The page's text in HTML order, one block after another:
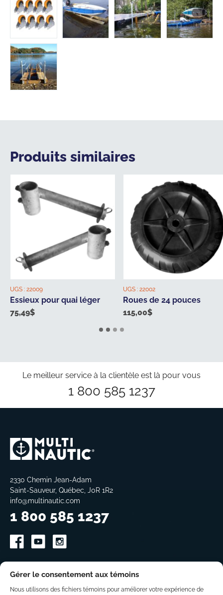
Gérer le consentement aux témoins
Nous utilisons des fichiers témoins pour améliorer votre expérience de
Produits similaires
UGS : 22009
Essieux pour quai léger
75,49$
UGS : 22002
Roues de 24 pouces
115,00$
Le meilleur service à la clientèle est là pour vous
1 800 585 1237
2330 Chemin Jean-Adam
Saint-Sauveur, Québec, J0R 1R2
info@multinautic.com
1 800 585 1237
Quais & rampes